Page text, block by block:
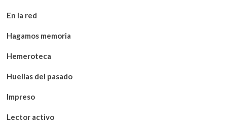
En la red
Hagamos memoria
Hemeroteca
Huellas del pasado
Impreso
Lector activo